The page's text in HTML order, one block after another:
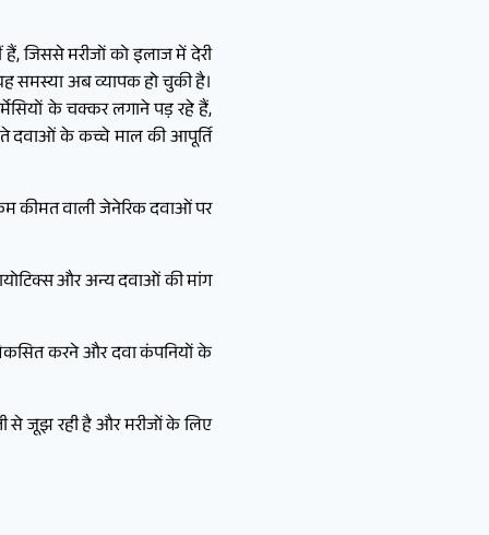
हैं, जिससे मरीजों को इलाज में देरी
समस्या अब व्यापक हो चुकी है।
के चक्कर लगाने पड़ रहे हैं,
दवाओं के कच्चे माल की आपूर्ति
कीमत वाली जेनेरिक दवाओं पर
और अन्य दवाओं की मांग
करने और दवा कंपनियों के
से जूझ रही है और मरीजों के लिए